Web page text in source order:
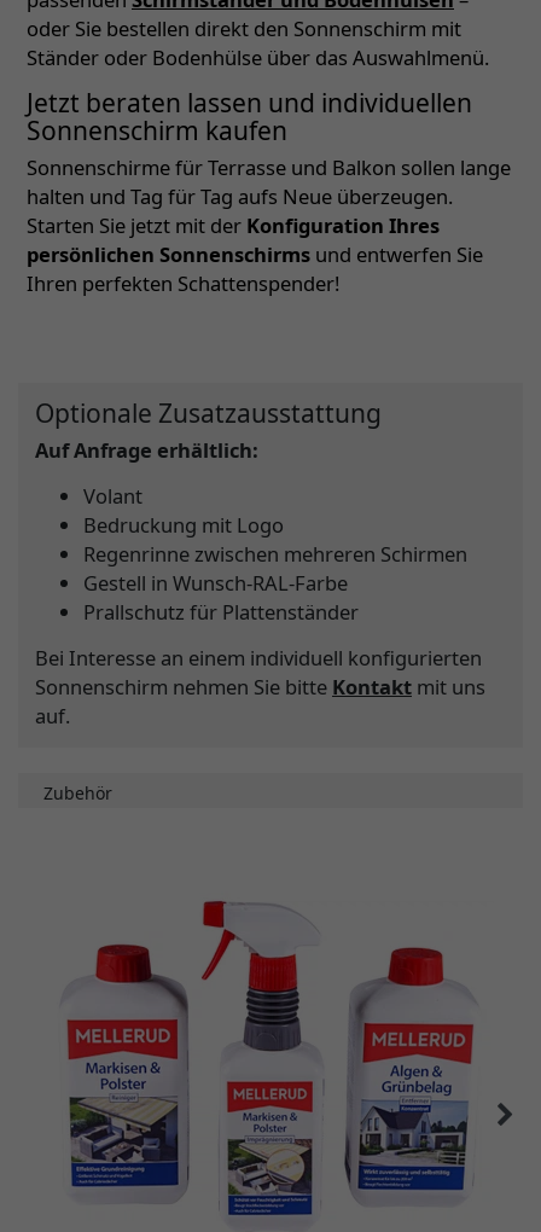
oder Sie bestellen direkt den Sonnenschirm mit
Ständer oder Bodenhülse über das Auswahlmenü.
Jetzt beraten lassen und individuellen
Sonnenschirm kaufen
Sonnenschirme für Terrasse und Balkon sollen lange
halten und Tag für Tag aufs Neue überzeugen.
Starten Sie jetzt mit der Konfiguration Ihres
persönlichen Sonnenschirms und entwerfen Sie
Ihren perfekten Schattenspender!
Optionale Zusatzausstattung
Auf Anfrage erhältlich:
Volant
Bedruckung mit Logo
Regenrinne zwischen mehreren Schirmen
Gestell in Wunsch-RAL-Farbe
Prallschutz für Plattenständer
Bei Interesse an einem individuell konfigurierten
Sonnenschirm nehmen Sie bitte Kontakt mit uns
auf.
Zubehör